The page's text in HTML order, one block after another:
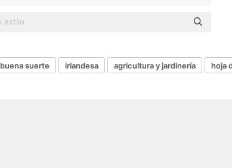
buena suerte irlandesa agricultura y jardinería hoja